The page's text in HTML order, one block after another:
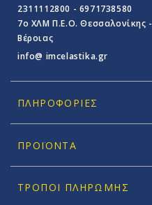
2311112800 - 6971738580
7o ΧΛΜ Π.E.O. Θεσσαλονίκης -
Βέροιας
info@ imcelastika.gr
ΠΛΗΡΟΦΟΡΊΕΣ
ΠΡΟΪΟΝΤΑ
ΤΡΌΠΟΙ ΠΛΗΡΩΜΉΣ